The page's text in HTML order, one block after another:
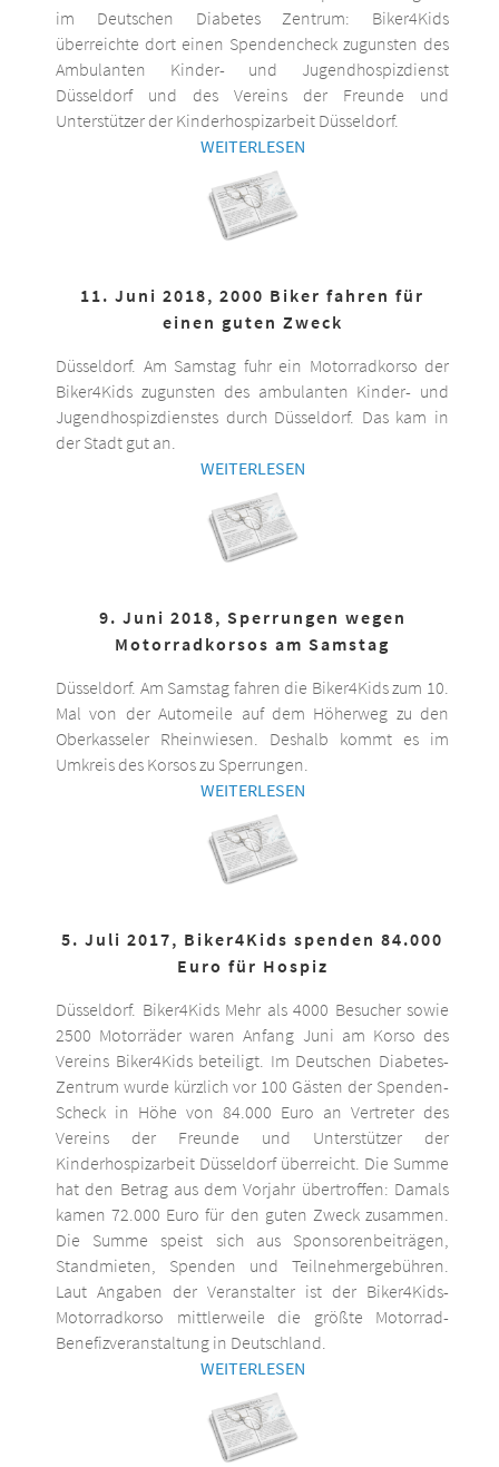
im Deutschen Diabetes Zentrum: Biker4Kids
überreichte dort einen Spendencheck zugunsten des
Ambulanten Kinder- und Jugendhospizdienst
Düsseldorf und des Vereins der Freunde und
Unterstützer der Kinderhospizarbeit Düsseldorf.
WEITERLESEN
11. Juni 2018, 2000 Biker fahren für
einen guten Zweck
Düsseldorf. Am Samstag fuhr ein Motorradkorso der
Biker4Kids zugunsten des ambulanten Kinder- und
Jugendhospizdienstes durch Düsseldorf. Das kam in
der Stadt gut an.
WEITERLESEN
9. Juni 2018, Sperrungen wegen
Motorradkorsos am Samstag
Düsseldorf. Am Samstag fahren die Biker4Kids zum 10.
Mal von der Automeile auf dem Höherweg zu den
Oberkasseler Rheinwiesen. Deshalb kommt es im
Umkreis des Korsos zu Sperrungen.
WEITERLESEN
5. Juli 2017, Biker4Kids spenden 84.000
Euro für Hospiz
Düsseldorf. Biker4Kids Mehr als 4000 Besucher sowie
2500 Motorräder waren Anfang Juni am Korso des
Vereins Biker4Kids beteiligt. Im Deutschen Diabetes-
Zentrum wurde kürzlich vor 100 Gästen der Spenden-
Scheck in Höhe von 84.000 Euro an Vertreter des
Vereins der Freunde und Unterstützer der
Kinderhospizarbeit Düsseldorf überreicht. Die Summe
hat den Betrag aus dem Vorjahr übertroffen: Damals
kamen 72.000 Euro für den guten Zweck zusammen.
Die Summe speist sich aus Sponsorenbeiträgen,
Standmieten, Spenden und Teilnehmergebühren.
Laut Angaben der Veranstalter ist der Biker4Kids-
Motorradkorso mittlerweile die größte Motorrad-
Benefizveranstaltung in Deutschland.
WEITERLESEN